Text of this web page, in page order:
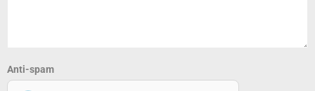
Anti-spam